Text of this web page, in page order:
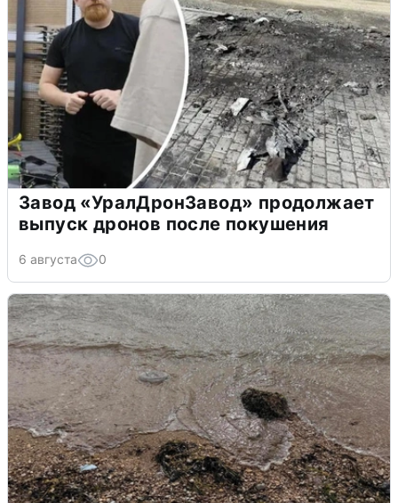
Завод «УралДронЗавод» продолжает
выпуск дронов после покушения
6 августа 0